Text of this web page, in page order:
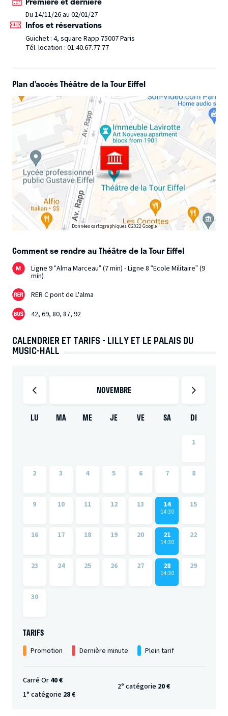
Du 14/11/26 au 02/01/27
Infos et réservations
Guichet : 4, square Rapp 75007 Paris
Tél. location : 01.40.67.77.77
Plan d’accès Théâtre de la Tour Eiffel
Données cartographiques ©2022 Google
Comment se rendre au Théâtre de la Tour Eiffel
Ligne 9 “Alma Marceau” (7 min) - Ligne 8 “Ecole Militaire” (9
min)
RER C pont de L'alma
42, 69, 80, 87, 92
CALENDRIER ET TARIFS - LILLY ET LE PALAIS DU
MUSIC-HALL
NOVEMBRE
LU MA ME JE VE SA DI
1
2 3 4 5 6 7 8
9 10 11 12 13 14
14:30
15
16 17 18 19 20 21
14:30
22
23 24 25 26 27 28
14:30
29
30
TARIFS
Promotion Dernière minute Plein tarif
Carré Or 40 €
1° catégorie 28 €
2° catégorie 20 €